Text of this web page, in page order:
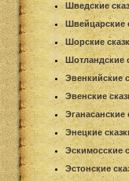
Шведские
Швейцарские
Шорские
Шотландские
Эвенкийские
Эвенские
Эганасанские
Энецкие
Эскимосские
Эстонские